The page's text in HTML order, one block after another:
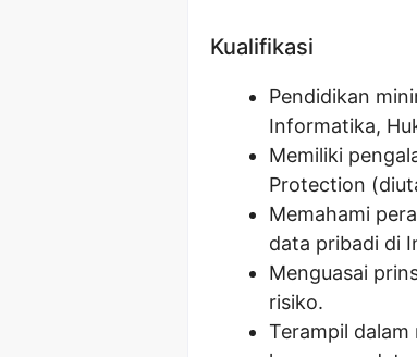
Kualifikasi
Pendidikan
Informatika,
Memiliki
Protection
Memahami
data pribadi di
Menguasai
risiko.
Terampil dalam